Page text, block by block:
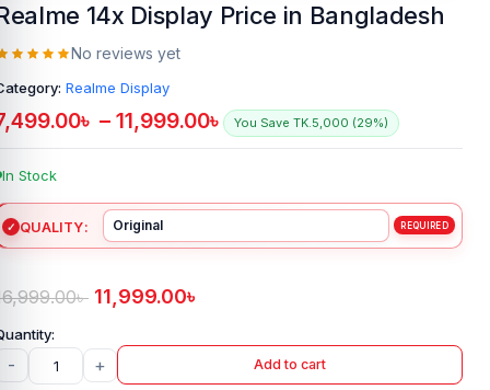
14x Display Price in Bangladesh
No reviews yet
Realme Display
৳ – 11,999.00৳ You Save TK.5,000 (29%)
In Stock
QUALITY
৳ 11,999.00৳
- + Add to cart